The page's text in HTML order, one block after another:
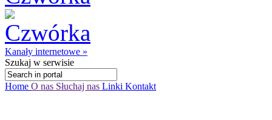
Kanały internetowe »
Szukaj w serwisie
Home O nas Słuchaj nas Linki Kontakt